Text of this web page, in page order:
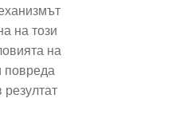
на този
на
повреда